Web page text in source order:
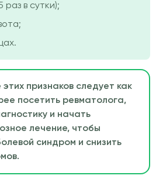
раз в сутки);
признаков следует как
посетить ревматолога,
и начать
лечение, чтобы
синдром и снизить